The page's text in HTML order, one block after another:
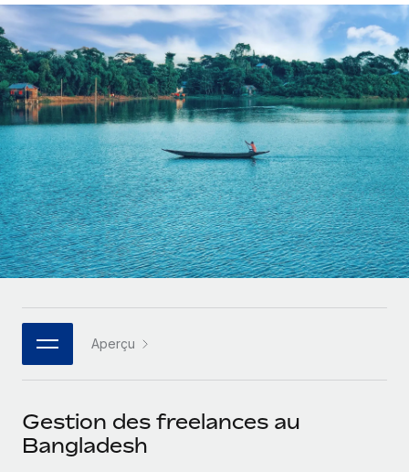
Gestion des freelances
Intégrez et gérez vos freelances partout dans le monde
PEO
Sous-traitez les opérations complexes liées à l’emploi
INFRASTRUCTURE
Intégration Remote
Intégrez vos RH aux flux de travail en toute simplicité
Plateforme
Des fonctions RH clés intégrées pour votre équipe
Connectez n'importe quel outil d’IA à Remote grâce à
notre MCP
Rationalisez vos processus avec des outils essentiels
Comparer Remote
Examinez notre service par rapport aux autres
CROISSANCE
Start-ups
Des solutions agiles et internationales pour les RH et la
paie des entreprises en pleine croissance
Entreprises intermédiaires
Développez vos équipes avec des solutions RH sur
mesure
Les RH à l’international pour les grandes entreprises
TRAVAILLONS ENSEMBLE
Intégrez les RH à l’international de manière flexible
Devenir partenaire
pays
Calculateur de paiement des freelances
Découvrez les devises disponibles et les vitesses de
paiement pour vos freelances internationaux
APPRENDRE AVEC REMOTE
Recherche et guides
Études de cas
Glossaire RH
Descriptions de postes
Webinaires
Événements
Salle de presse
Nederlands
Français
Deutsch
Español
Italiano
Português (Portugal)
한국어
Connexion
Aperçu
Gestion des freelances au
Bangladesh